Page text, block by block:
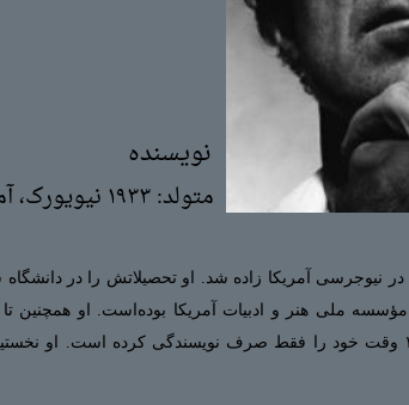
نویسنده
متولد: ۱۹۳۳ نیویورک، آمریکا
فیلیپ راث در سال ۱۹۳۳ در نیوجرسی آمریکا زاده شد. او تحصیلاتش
می‌کرد. اما از سال ۱۹۹۲ وقت خود را فقط صرف نویسندگی کرده‌